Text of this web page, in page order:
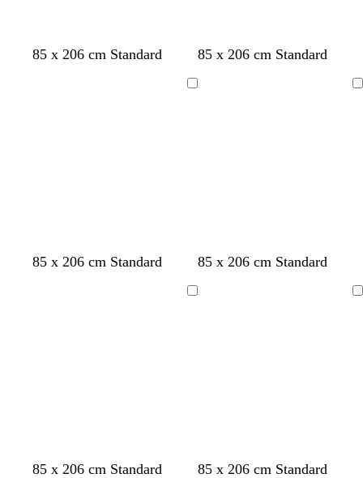
85 x 206 cm Standard 85 x 206 cm Standard
85 x 206 cm Standard 85 x 206 cm Standard
85 x 206 cm Standard
m
m
m
m
85 x 206 cm Standard